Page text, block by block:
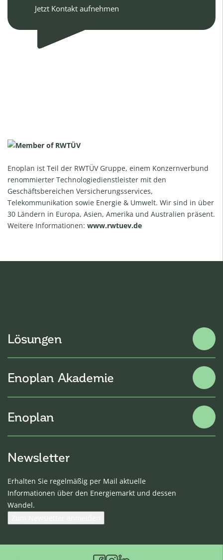
Jetzt Kontakt aufnehmen
Enoplan ist Teil der RWTÜV Gruppe, einem Konzernverbund
renommierter Technologiedienstleister mit den
Geschäftsbereichen Versicherungsservices,
Telekommunikation sowie Energie & Umwelt. Wir sind in über
30 Ländern in Europa, Asien, Amerika und Australien präsent.
Weitere Informationen: www.rwtuev.de
Lösungen
Energiebeschaffung
Gesetzliche Rückerstattungen
Klimamanagement
Versorgungskonzepte
Messdienstleistungen
Enoplan Akademie
Seminare
Webinare
Enoplan
Kontakt
Über uns
Kunden-Login
Newsletter
Erhalten Sie regelmäßig per Mail aktuelle
Informationen über den Energiemarkt und dessen
Wandel.